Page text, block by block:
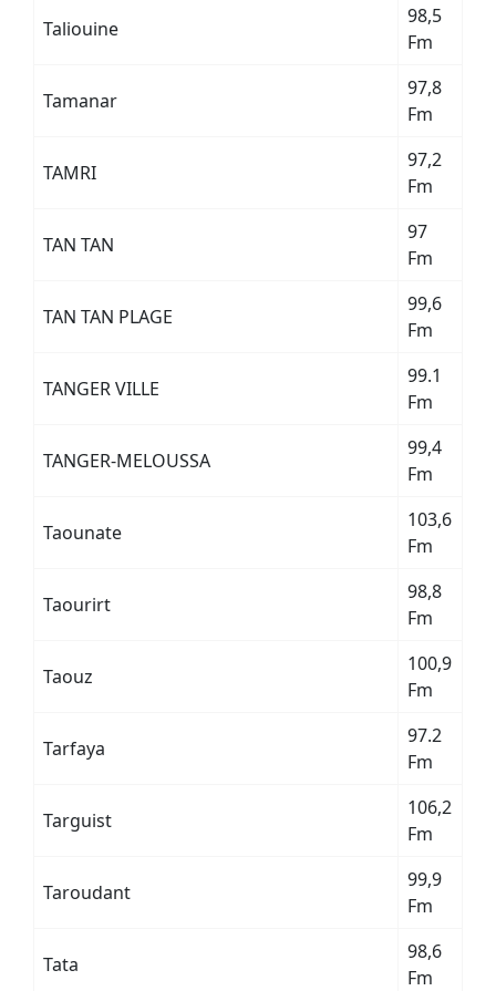
Taliouine
98,5
Fm
Tamanar
97,8
Fm
TAMRI
97,2
Fm
TAN TAN
97
Fm
TAN TAN PLAGE
99,6
Fm
TANGER VILLE
99.1
Fm
TANGER-MELOUSSA
99,4
Fm
Taounate
103,6
Fm
Taourirt
98,8
Fm
Taouz
100,9
Fm
Tarfaya
97.2
Fm
Targuist
106,2
Fm
Taroudant
99,9
Fm
Tata
98,6
Fm